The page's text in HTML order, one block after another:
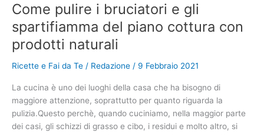
Come pulire i bruciatori e gli
spartifiamma del piano cottura con
prodotti naturali
Ricette e Fai da Te / Redazione / 9 Febbraio 2021
La cucina è uno dei luoghi della casa che ha bisogno di
maggiore attenzione, soprattutto per quanto riguarda la
pulizia.Questo perchè, quando cuciniamo, nella maggior parte
dei casi, gli schizzi di grasso e cibo, i residui e molto altro, si